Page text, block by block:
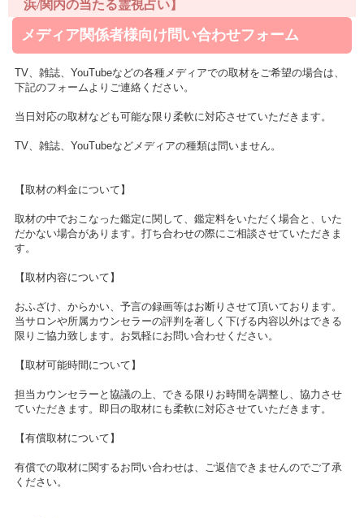
浜/関内の当たる霊視占い】
メディア関係者様向け問い合わせフォーム
TV、雑誌、YouTubeなどの各種メディアでの取材をご希望の場合は、
下記のフォームよりご連絡ください。
当日対応の取材なども可能な限り柔軟に対応させていただきます。
TV、雑誌、YouTubeなどメディアの種類は問いません。
【取材の料金について】
取材の中でおこなった鑑定に関して、鑑定料をいただく場合と、いた
だかない場合があります。打ち合わせの際にご相談させていただきま
す。
【取材内容について】
おふざけ、からかい、予言の録画等はお断りさせて頂いております。
当サロンや所属カウンセラーの評判を著しく下げる内容以外はできる
限りご協力致します。お気軽にお問い合わせください。
【取材可能時間について】
担当カウンセラーと協議の上、できる限りお時間を調整し、協力させ
ていただきます。即日の取材にも柔軟に対応させていただきます。
【有償取材について】
有償での取材に関するお問い合わせは、ご返信できませんのでご了承
ください。